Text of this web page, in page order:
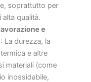
soprattutto per
alta qualità.
e
: La durezza, la
e altre
materiali (come
inossidabile,